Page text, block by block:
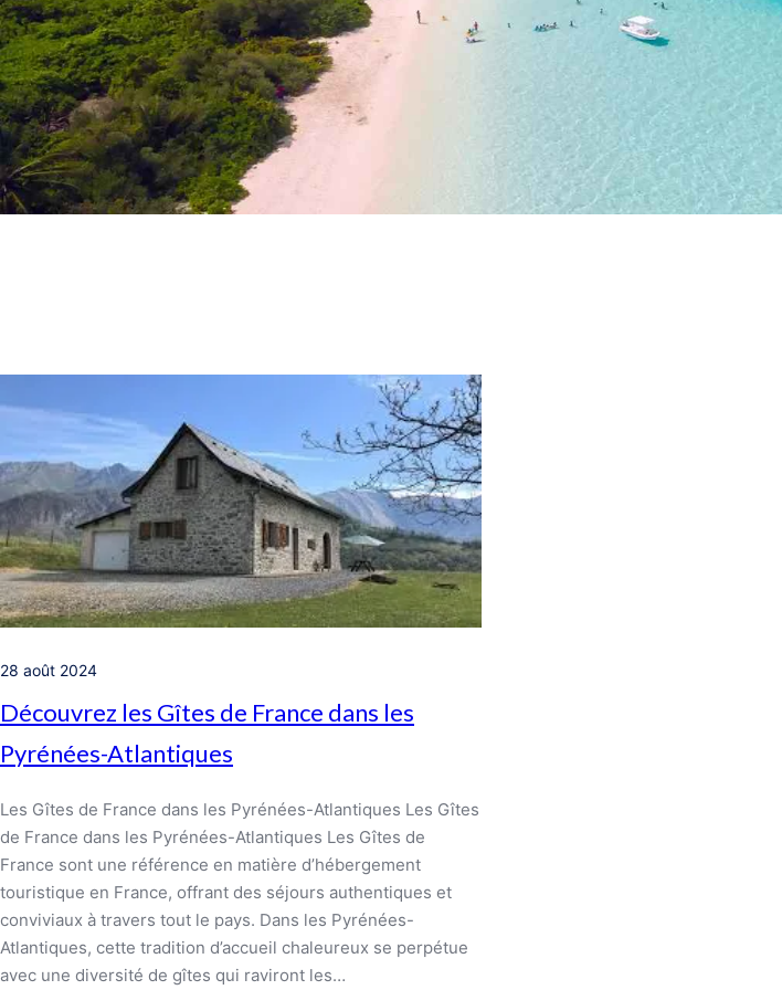
28 août 2024
Découvrez les Gîtes de France dans les
Pyrénées-Atlantiques
Les Gîtes de France dans les Pyrénées-Atlantiques Les Gîtes
de France dans les Pyrénées-Atlantiques Les Gîtes de
France sont une référence en matière d’hébergement
touristique en France, offrant des séjours authentiques et
conviviaux à travers tout le pays. Dans les Pyrénées-
Atlantiques, cette tradition d’accueil chaleureux se perpétue
avec une diversité de gîtes qui raviront les…